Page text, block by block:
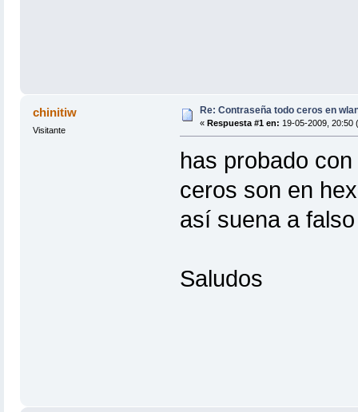
chinitiw
Visitante
Re: Contraseña todo ceros en
« Respuesta #1 en: 19-05-2009, 20:50
has probado
ceros son en
así suena a
Saludos